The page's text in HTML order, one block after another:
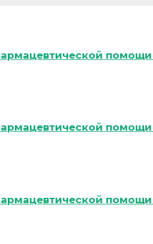
помощи
помощи
помощи